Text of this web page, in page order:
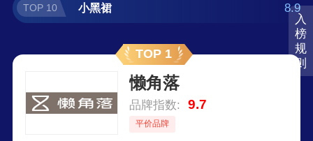
入
榜
规
则
TOP 10 小黑裙 8.9
TOP 1
懒角落
品牌指数: 9.7
平价品牌